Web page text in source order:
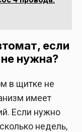
если
нужна?
в щитке не
имеет
Если нужно
недель,